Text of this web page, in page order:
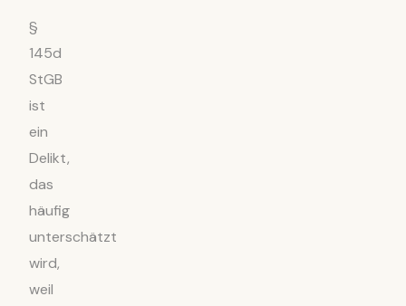
§
145d
StGB
ist
ein
Delikt,
das
häufig
unterschätzt
wird,
weil